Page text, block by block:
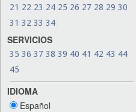
21 22 23 24 25 26 27 28 29 30
31 32 33 34
SERVICIOS
35 36 37 38 39 40 41 42 43 44
45
IDIOMA
Español